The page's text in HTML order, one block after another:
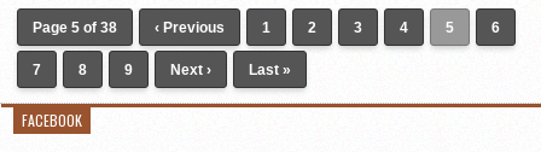
Page 5 of 38 ‹ Previous 1 2 3 4 5 6
7 8 9 Next › Last »
FACEBOOK